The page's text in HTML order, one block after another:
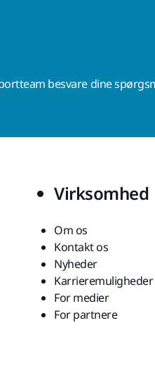
besvare dine
Virksomhed
Om os
Kontakt os
Nyheder
Karrieremuligheder
For medier
For partnere